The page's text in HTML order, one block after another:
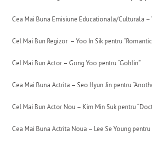
Cea Mai Buna Emisiune Educationala/Culturala –
Cel Mai Bun Regizor – Yoo In Sik pentru
Cel Mai Bun Actor – Gong Yoo pentru “Goblin”
Cea Mai Buna Actrita – Seo Hyun Jin pentru
Cel Mai Bun Actor Nou – Kim Min Suk pentru
Cea Mai Buna Actrita Noua – Lee Se Young